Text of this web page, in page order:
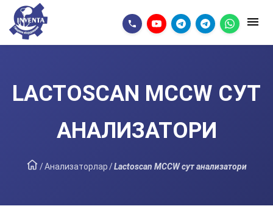
LACTOSCAN MCCW СУТ
АНАЛИЗАТОРИ
/Анализаторлар/Lactoscan MCCW сут анализатори